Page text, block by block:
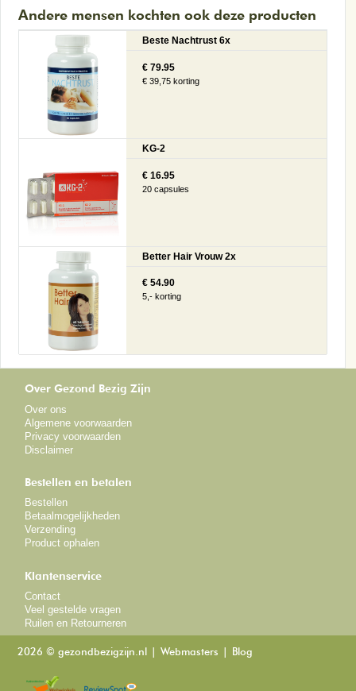
Andere mensen kochten ook deze producten
Beste Nachtrust 6x
€ 79.95
€ 39,75 korting
KG-2
€ 16.95
20 capsules
Better Hair Vrouw 2x
€ 54.90
5,- korting
Over Gezond Bezig Zijn
Over ons
Algemene voorwaarden
Privacy voorwaarden
Disclaimer
Bestellen en betalen
Bestellen
Betaalmogelijkheden
Verzending
Product ophalen
Klantenservice
Contact
Veel gestelde vragen
Ruilen en Retourneren
2026 © gezondbezigzijn.nl Webmasters Blog